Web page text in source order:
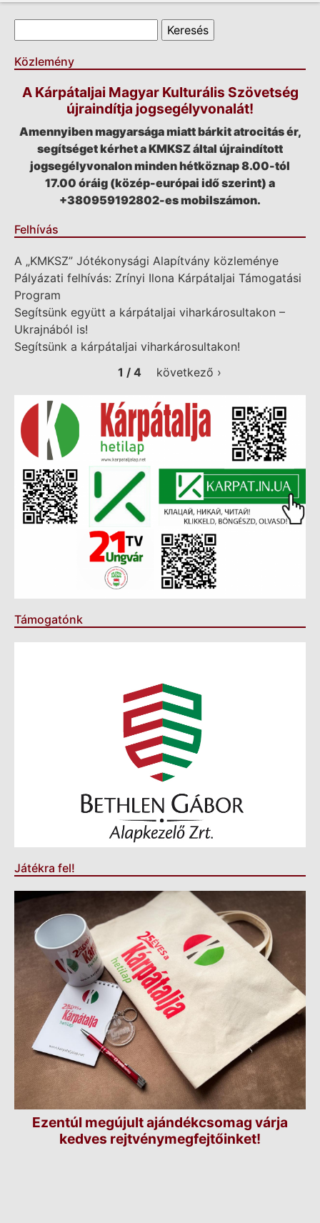
Keresés űrlap
Közlemény
A Kárpátaljai Magyar Kulturális Szövetség
újraindítja jogsegélyvonalát!
Amennyiben magyarsága miatt bárkit atrocitás ér,
segítséget kérhet a KMKSZ által újraindított
jogsegélyvonalon minden hétköznap 8.00-tól
17.00 óráig (közép-európai idő szerint) a
+380959192802-es mobilszámon.
Felhívás
A „KMKSZ” Jótékonysági Alapítvány közleménye
Pályázati felhívás: Zrínyi Ilona Kárpátaljai Támogatási
Program
Segítsünk együtt a kárpátaljai viharkárosultakon –
Ukrajnából is!
Segítsünk a kárpátaljai viharkárosultakon!
1 / 4
következő ›
Támogatónk
Játékra fel!
Ezentúl megújult ajándékcsomag várja
kedves rejtvénymegfejtőinket!